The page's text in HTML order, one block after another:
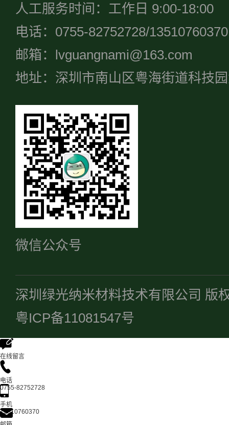
人工服务时间：工作日 9:00-18:00
电话：0755-82752728/13510760370
邮箱：lvguangnami@163.com
地址：深圳市南山区粤海街道科技
微信公众号
深圳绿光纳米材料技术有限公司 版
粤ICP备11081547号
在线留言
电话
0755-82752728
手机
13510760370